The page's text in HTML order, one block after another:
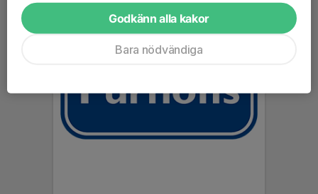
Godkänn alla kakor
Bara nödvändiga